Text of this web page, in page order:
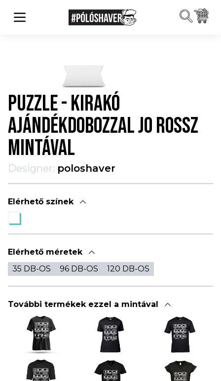
PUZZLE - KIRAKÓ
AJÁNDÉKDOBOZZAL JO ROSSZ
MINTÁVAL
Designer: poloshaver
Elérhető színek
Elérhető méretek
35 DB-OS
96 DB-OS 120 DB-OS
További termékek ezzel a mintával